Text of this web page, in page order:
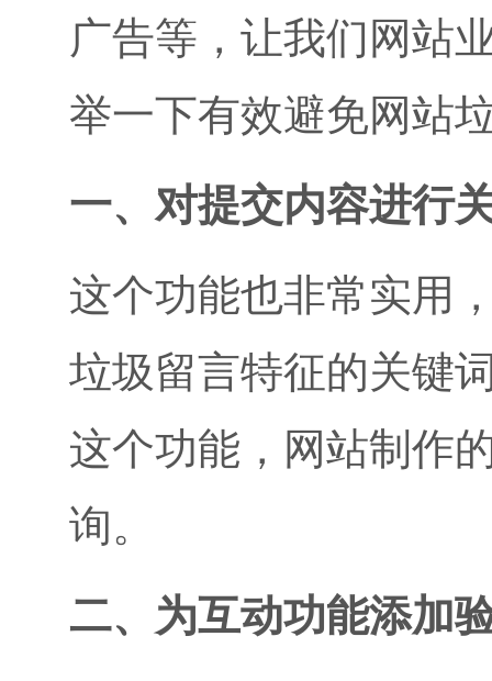
广告等，让我们网站
举一下有效避免网站
一、对提交内容进行
这个功能也非常实用
垃圾留言特征的关键
这个功能，网站制作
询。
二、为互动功能添加